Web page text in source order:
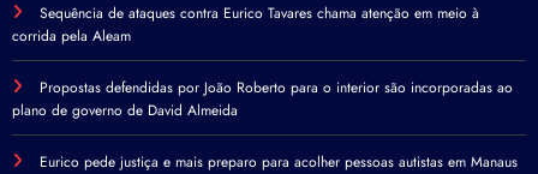
Sequência de ataques contra Eurico Tavares chama atenção em meio à
corrida pela Aleam
Propostas defendidas por João Roberto para o interior são incorporadas ao
plano de governo de David Almeida
Eurico pede justiça e mais preparo para acolher pessoas autistas em Manaus